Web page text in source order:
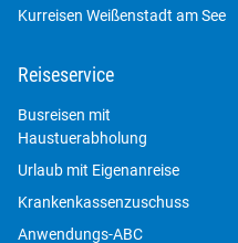
Kurreisen Weißenstadt am See
Reiseservice
Busreisen mit
Haustuerabholung
Urlaub mit Eigenanreise
Krankenkassenzuschuss
Anwendungs-ABC